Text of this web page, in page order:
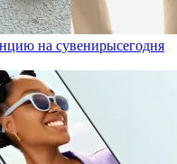
на сувенирысегодня